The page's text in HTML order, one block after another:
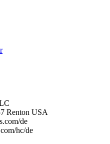
Renton USA
de
hc/de